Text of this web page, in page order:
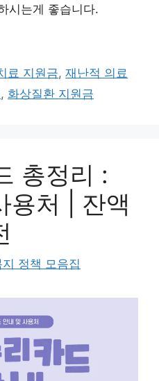
시는게 좋습니다.
료 지원금,재난적 의료
, 화상질환 지원금
총정리 :
용처 | 잔액
지 정책 모음집